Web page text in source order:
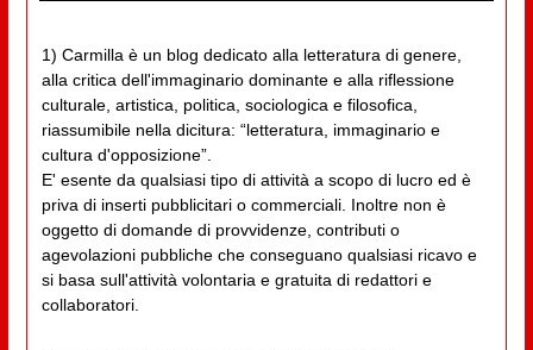
1) Carmilla è un blog dedicato alla letteratura di genere,
alla critica dell'immaginario dominante e alla riflessione
culturale, artistica, politica, sociologica e filosofica,
riassumibile nella dicitura: “letteratura, immaginario e
cultura d'opposizione”.
E' esente da qualsiasi tipo di attività a scopo di lucro ed è
priva di inserti pubblicitari o commerciali. Inoltre non è
oggetto di domande di provvidenze, contributi o
agevolazioni pubbliche che conseguano qualsiasi ricavo e
si basa sull'attività volontaria e gratuita di redattori e
collaboratori.